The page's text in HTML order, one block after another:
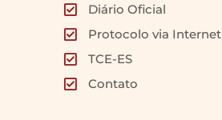
Diário Oficial
Protocolo via Internet
TCE-ES
Contato